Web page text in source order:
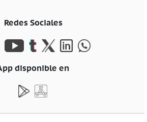
Redes Sociales
disponible en